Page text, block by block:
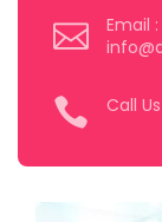
Email :
Call